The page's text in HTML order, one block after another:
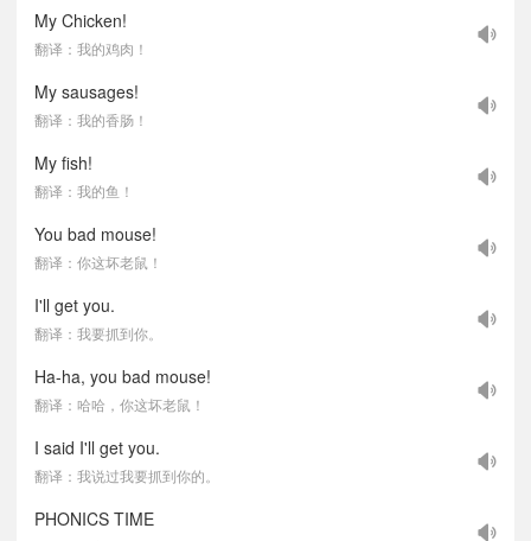
My Chicken!
翻译：我的鸡肉！
My sausages!
翻译：我的香肠！
My fish!
翻译：我的鱼！
You bad mouse!
翻译：你这坏老鼠！
I'll get you.
翻译：我要抓到你。
Ha-ha, you bad mouse!
翻译：哈哈，你这坏老鼠！
I said I'll get you.
翻译：我说过我要抓到你的。
PHONICS TIME